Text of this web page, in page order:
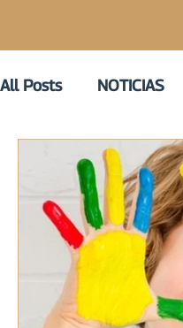
All Posts NOTICIAS
EN LA VOZ DE
VOZ EXPERTA
VOCES GLOBALES